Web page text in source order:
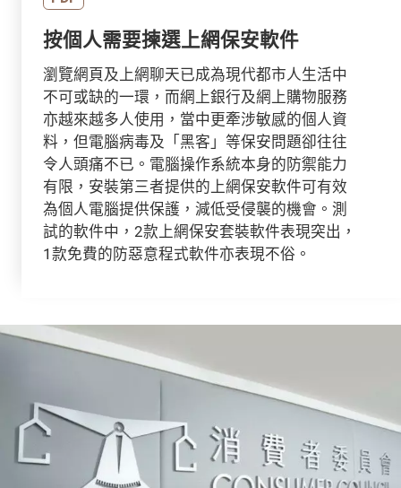
按個人需要揀選上網保安軟件
瀏覽網頁及上網聊天已成為現代都市人生活中
不可或缺的一環，而網上銀行及網上購物服務
亦越來越多人使用，當中更牽涉敏感的個人資
料，但電腦病毒及「黑客」等保安問題卻往往
令人頭痛不已。電腦操作系統本身的防禦能力
有限，安裝第三者提供的上網保安軟件可有效
為個人電腦提供保護，減低受侵襲的機會。測
試的軟件中，2款上網保安套裝軟件表現突出，
1款免費的防惡意程式軟件亦表現不俗。